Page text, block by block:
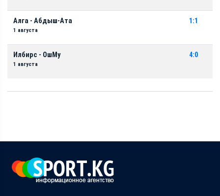
Алга - Абдыш-Ата
1 августа
1:1
Илбирс - ОшМу
1 августа
4:0